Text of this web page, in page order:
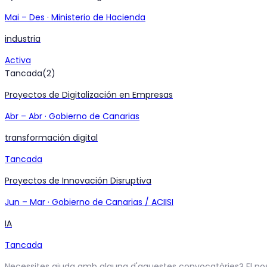
Mai – Des · Ministerio de Hacienda
industria
Activa
Tancada(2)
Proyectos de Digitalización en Empresas
Abr – Abr · Gobierno de Canarias
transformación digital
Tancada
Proyectos de Innovación Disruptiva
Jun – Mar · Gobierno de Canarias / ACIISI
IA
Tancada